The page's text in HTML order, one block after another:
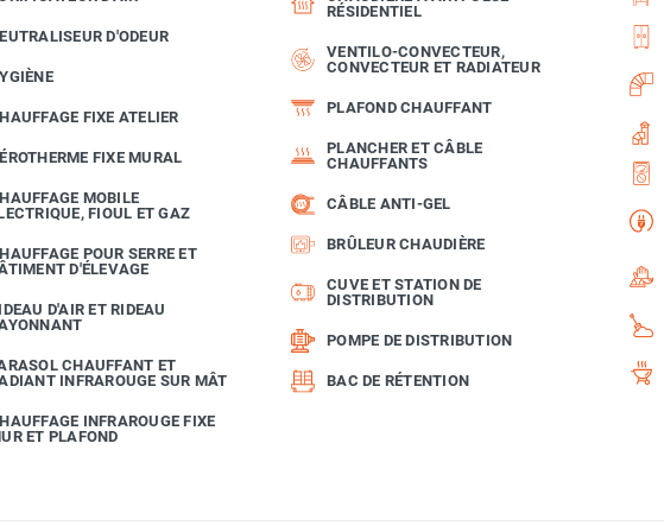
D'ODEUR
FIXE ATELIER
FIXE MURAL
MOBILE
FIOUL ET GAZ
POUR SERRE ET
D'ÉLEVAGE
D'AIR ET RIDEAU
CHAUFFANT ET
INFRAROUGE SUR MÂT
INFRAROUGE FIXE
ET PLAFOND
RÉSIDENTIEL
VENTILO-CONVECTEUR,
CONVECTEUR ET RADIATEUR
PLAFOND CHAUFFANT
PLANCHER ET CÂBLE
CHAUFFANTS
CÂBLE ANTI-GEL
BRÛLEUR CHAUDIÈRE
CUVE ET STATION DE
DISTRIBUTION
POMPE DE DISTRIBUTION
BAC DE RÉTENTION